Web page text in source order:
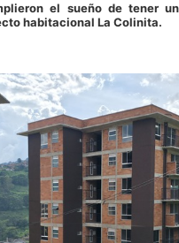
el sueño de tener
habitacional La Colinita.